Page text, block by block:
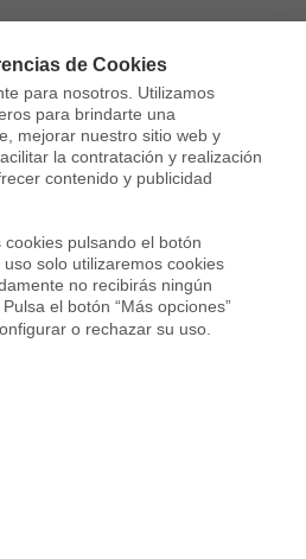
y quieres acceder a una
.Nuestros expertos
tu hipoteca con las
de Cookies
para nosotros. Utilizamos
para brindarte una
mejorar nuestro sitio web y
la contratación y realización
contenido y publicidad
pulsando el botón
uso solo utilizaremos cookies
no recibirás ningún
el botón “Más opciones”
o rechazar su uso.